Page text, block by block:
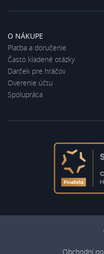
O NÁKUPE
Platba a doručenie
Často kladené otázky
Darček pre hráčov
Overenie účtu
Spolupráca
Obchodní